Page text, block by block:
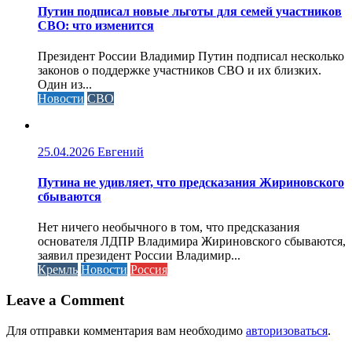
Путин подписал новые льготы для семей участников
СВО: что изменится
Президент России Владимир Путин подписал несколько
законов о поддержке участников СВО и их близких.
Один из...
Новости СВО
25.04.2026 Евгений
Путина не удивляет, что предсказания Жириновского
сбываются
Нет ничего необычного в том, что предсказания
основателя ЛДПР Владимира Жириновского сбываются,
заявил президент России Владимир...
Кремль Новости Россия
Leave a Comment
Для отправки комментария вам необходимо авторизоваться.